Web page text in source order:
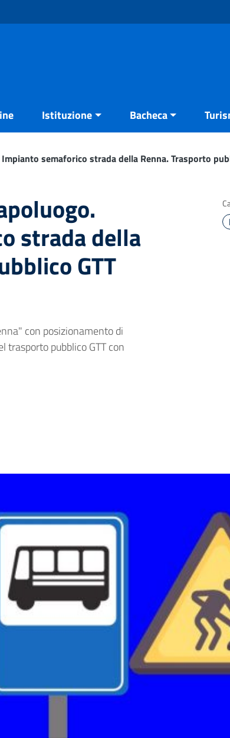
Istituzione Bacheca
semaforico strada della Renna. Trasporto
strada della
GTT
con posizionamento di
trasporto pubblico GTT con